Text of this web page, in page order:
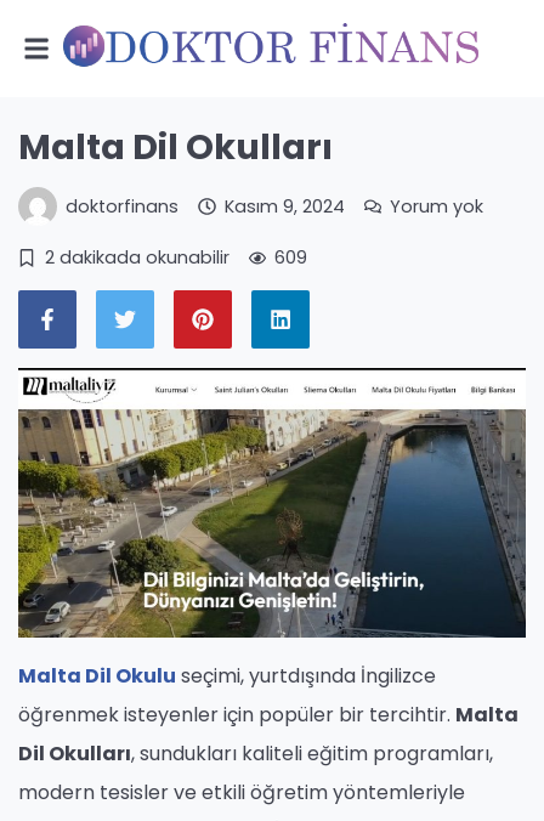
Malta Dil Okulları
doktorfinans Kasım 9, 2024 Yorum yok
2 dakikada okunabilir 609
Malta Dil Okulu seçimi, yurtdışında İngilizce
öğrenmek isteyenler için popüler bir tercihtir. Malta
Dil Okulları, sundukları kaliteli eğitim programları,
modern tesisler ve etkili öğretim yöntemleriyle